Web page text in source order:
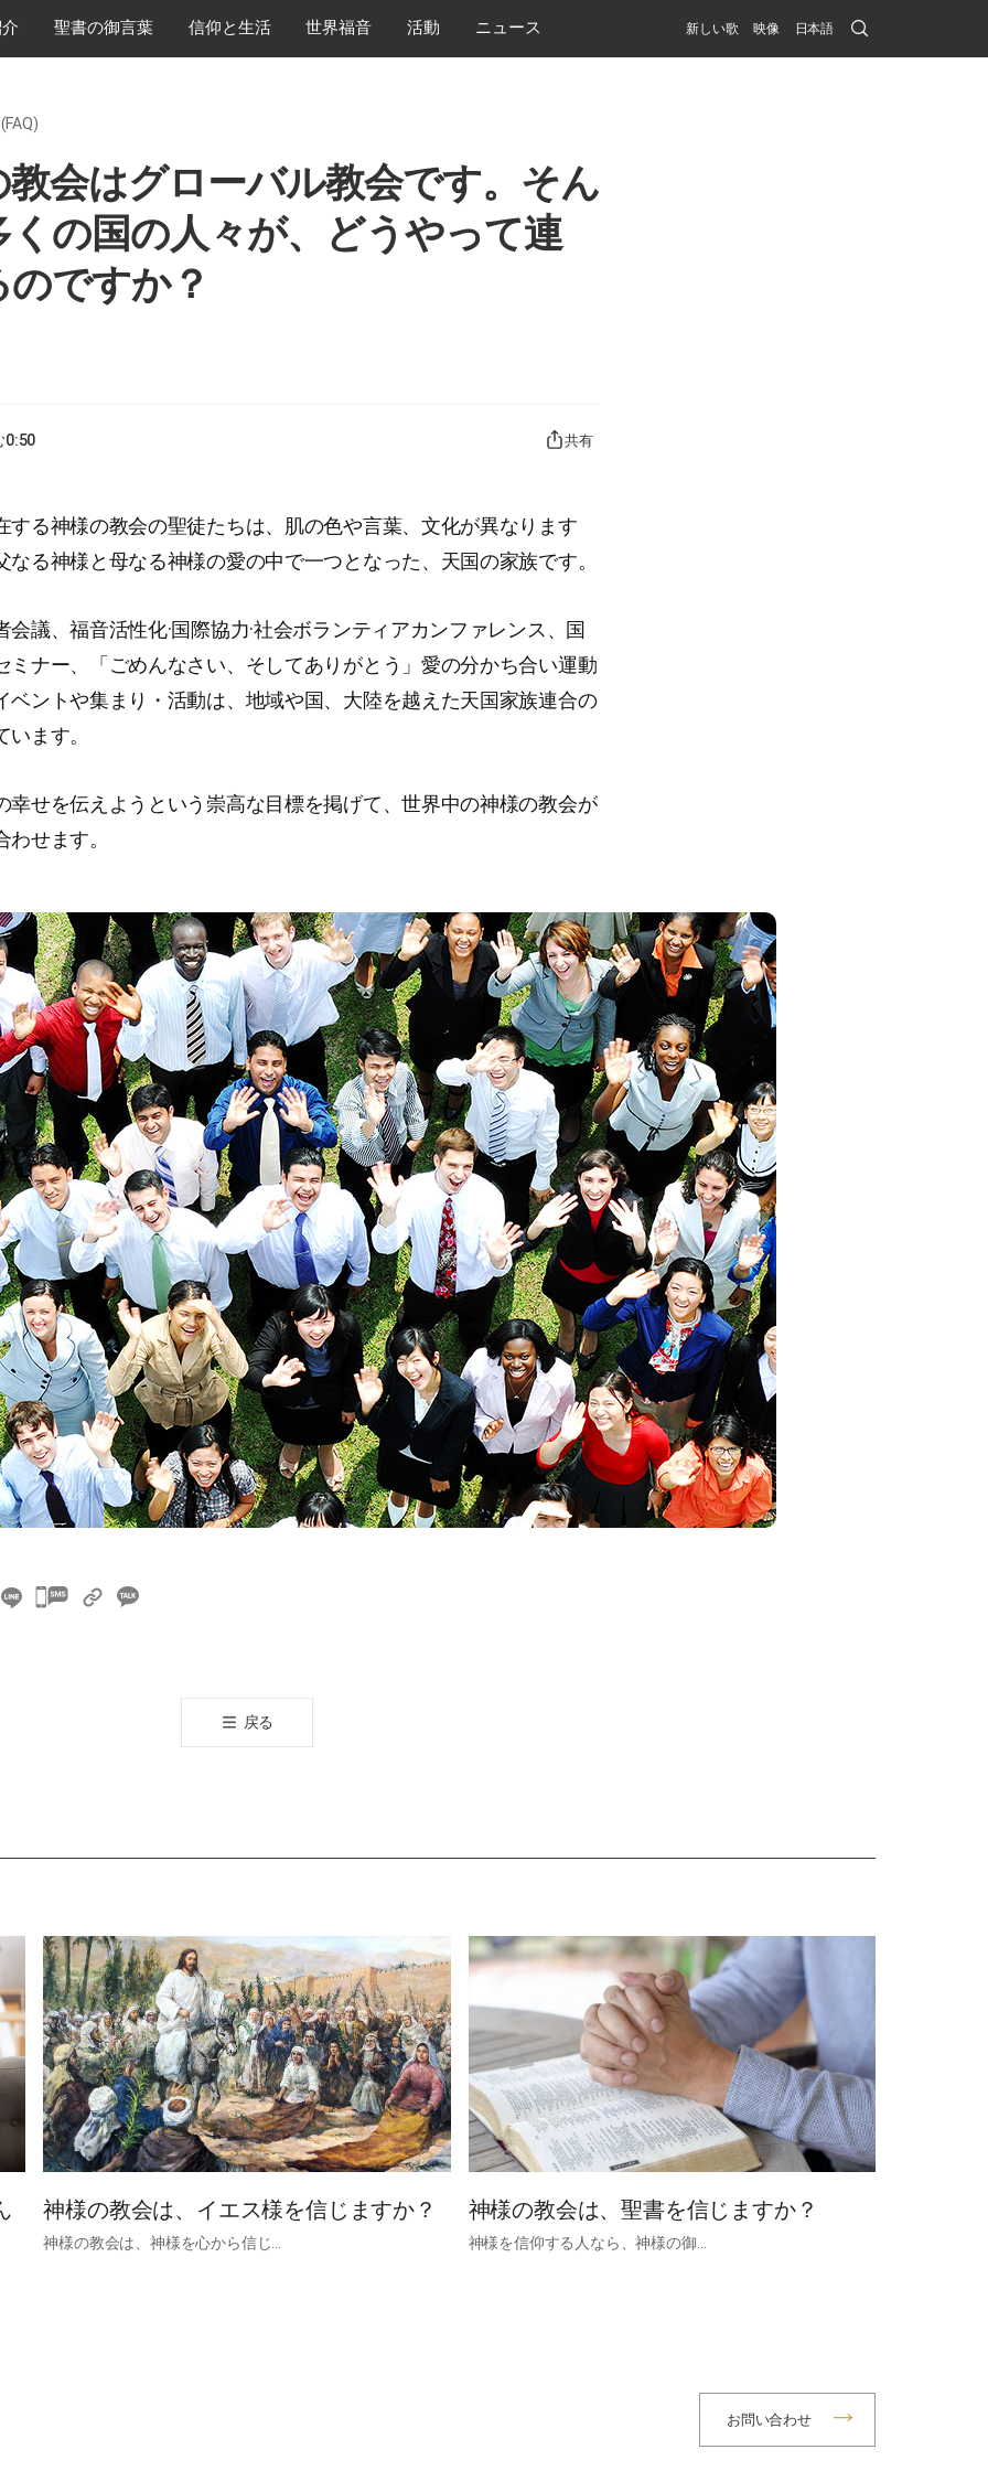
​聖書の御言葉 ​信仰と生活 世界福音 活動 ニュース 新しい歌 映像 日本語 Search
Submit
教会はグローバル教会です。そん
くの国の人々が、どうやって連
ですか？
0:50 共有
する神様の教会の聖徒たちは、肌の色や言葉、文化が異なります
なる神様と母なる神様の愛の中で一つとなった、天国の家族です。
会議、福音活性化·国際協力·社会ボランティアカンファレンス、国
ミナー、「ごめんなさい、そしてありがとう」愛の分かち合い運動
ベントや集まり・活動は、地域や国、大陸を越えた天国家族連合の
ます。
幸せを伝えようという崇高な目標を掲げて、世界中の神様の教会が
せます。
카
戻る
神様の教会は、イエス様を信じますか？​
神様の教会は、神様を心から信じ…
​神様の教会は、聖書を信じますか？
神様を信仰する人なら、神様の御…
お問い合わせ